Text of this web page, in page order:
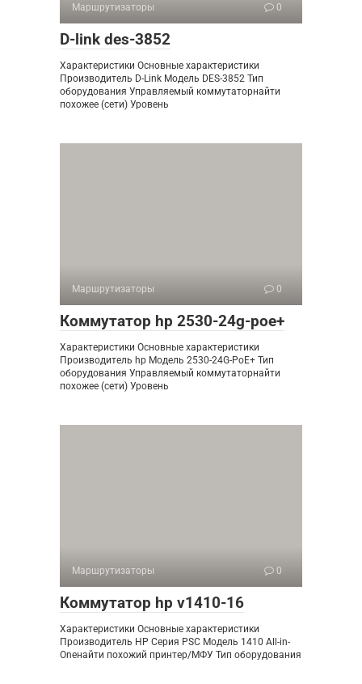
Маршрутизаторы 0
D-link des-3852
Характеристики Основные характеристики
Производитель D-Link Модель DES-3852 Тип
оборудования Управляемый коммутаторнайти
похожее (сети) Уровень
Маршрутизаторы 0
Коммутатор hp 2530-24g-poe+
Характеристики Основные характеристики
Производитель hp Модель 2530-24G-PoE+ Тип
оборудования Управляемый коммутаторнайти
похожее (сети) Уровень
Маршрутизаторы 0
Коммутатор hp v1410-16
Характеристики Основные характеристики
Производитель HP Серия PSC Модель 1410 All-in-
Oneнайти похожий принтер/МФУ Тип оборудования